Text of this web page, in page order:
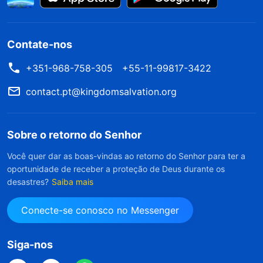
ficar no lugar de Deus. Se as pessoas não
conseguirem escapar da armadilha da Bíblia, elas
jamais serão capazes de vir para diante de Deus.
Se elas desejam vir para diante de Deus, elas
qualquer coisa que possa substituí-Lo; então
serão satisfatórias para Deus.
A Palavra, vol. 1: A aparição e a obra de Deus, “As
palavras de Cristo enquanto Ele caminhou nas igrejas,
Introdução”
Muitas pessoas acreditam que entender e ser
encontrar o caminho verdadeiro — mas, na
Contate-nos
+351-968-758-305
+55-11-99817-3422
contact.pt@kingdomsalvation.org
Sobre o retorno do Senhor
Você quer dar as boas-vindas ao retorno do Senhor para ter a
oportunidade de receber a proteção de Deus durante os
desastres? Saiba mais
Conecte-se conosco no Messenger
Siga-nos